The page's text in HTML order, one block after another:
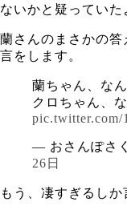
ないかと疑っていた
蘭さんのまさかの
言をします。
蘭ちゃん、な
クロちゃん、
— おさんぽさ
26日
もう、凄すぎるし